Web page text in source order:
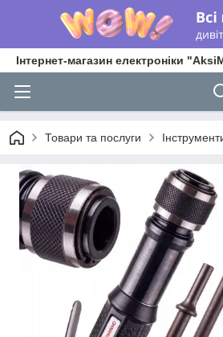
Інтернет-магазин електроніки
Товари та послуги